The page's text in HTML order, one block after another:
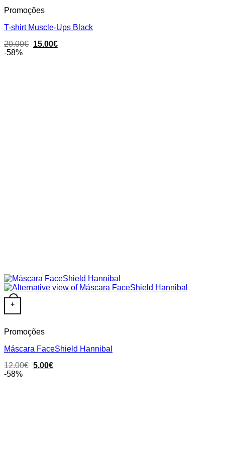
Promoções
T-shirt Muscle-Ups Black
20.00€ Original
15.00€Current
-58%
+
Promoções
Máscara FaceShield Hannibal
12.00€ Original
5.00€Current
-58%